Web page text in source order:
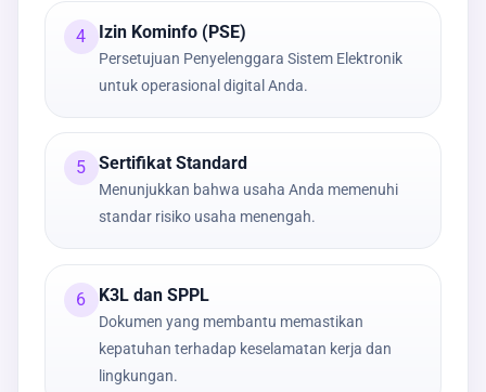
4 Izin Kominfo (PSE)
Persetujuan Penyelenggara Sistem Elektronik
untuk operasional digital Anda.
5 Sertifikat Standard
Menunjukkan bahwa usaha Anda memenuhi
standar risiko usaha menengah.
6 K3L dan SPPL
Dokumen yang membantu memastikan
kepatuhan terhadap keselamatan kerja dan
lingkungan.